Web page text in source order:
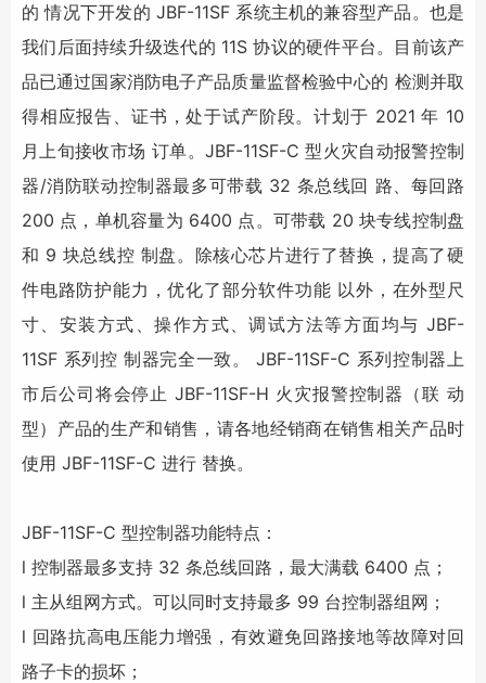
的 情况下开发的 JBF-11SF 系统主机的兼容型产品。也是
我们后面持续升级迭代的 11S 协议的硬件平台。目前该产
品已通过国家消防电子产品质量监督检验中心的 检测并取
得相应报告、证书，处于试产阶段。计划于 2021 年 10
月上旬接收市场 订单。JBF-11SF-C 型火灾自动报警控制
器/消防联动控制器最多可带载 32 条总线回 路、每回路
200 点，单机容量为 6400 点。可带载 20 块专线控制盘
和 9 块总线控 制盘。除核心芯片进行了替换，提高了硬
件电路防护能力，优化了部分软件功能 以外，在外型尺
寸、安装方式、操作方式、调试方法等方面均与 JBF-
11SF 系列控 制器完全一致。 JBF-11SF-C 系列控制器上
市后公司将会停止 JBF-11SF-H 火灾报警控制器（联 动
型）产品的生产和销售，请各地经销商在销售相关产品时
使用 JBF-11SF-C 进行 替换。
JBF-11SF-C 型控制器功能特点：
l 控制器最多支持 32 条总线回路，最大满载 6400 点；
l 主从组网方式。可以同时支持最多 99 台控制器组网；
l 回路抗高电压能力增强，有效避免回路接地等故障对回
路子卡的损坏；